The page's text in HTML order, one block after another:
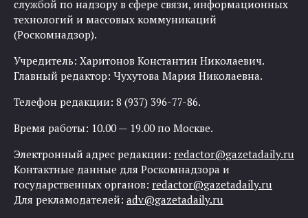
службой по надзору в сфере связи, информационных
технологий и массовых коммуникаций
(Роскомнадзор).
Учредитель: Харитонов Константин Николаевич.
Главный редактор: Чухутова Мария Николаевна.
Телефон редакции: 8 (937) 396-77-86.
Время работы: 10.00 — 19.00 по Москве.
Электронный адрес редакции: redactor@gazetadaily.ru
Контактные данные для Роскомнадзора и
государственных органов: redactor@gazetadaily.ru
Для рекламодателей: adv@gazetadaily.ru